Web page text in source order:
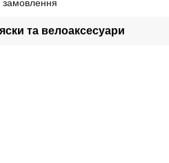
замовлення
та велоаксесуари